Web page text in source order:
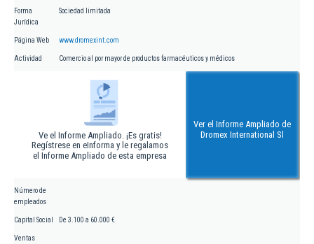
Forma
Jurídica
Sociedad limitada
Página Web www.dromexint.com
Actividad Comercio al por mayor de productos farmacéuticos y médicos
Ve el Informe Ampliado. ¡Es gratis!
Regístrese en eInforma y le regalamos
el Informe Ampliado de esta empresa
Ver el Informe Ampliado de
Dromex International Sl
Número de
empleados
Capital Social De 3.100 a 60.000 €
Ventas